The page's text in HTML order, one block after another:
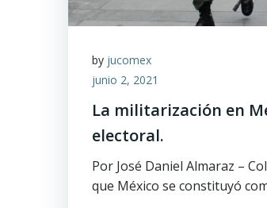
by jucomex
junio 2, 2021
La militarización en
electoral.
Por José Daniel Almaraz –
que México se constituyó